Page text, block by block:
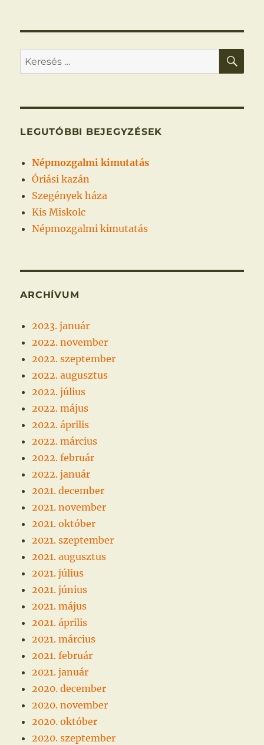
Keresés
a
kifejezésre:
LEGUTÓBBI BEJEGYZÉSEK
Népmozgalmi kimutatás
Óriási kazán
Szegények háza
Kis Miskolc
Népmozgalmi kimutatás
ARCHÍVUM
2023. január
2022. november
2022. szeptember
2022. augusztus
2022. július
2022. május
2022. április
2022. március
2022. február
2022. január
2021. december
2021. november
2021. október
2021. szeptember
2021. augusztus
2021. július
2021. június
2021. május
2021. április
2021. március
2021. február
2021. január
2020. december
2020. november
2020. október
2020. szeptember